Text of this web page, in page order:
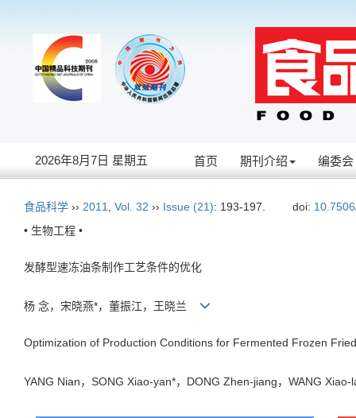
2026年8月7日 星期五 首页 期刊介绍 编委会
食品科学 ›› 2011 Vol. 32 ›› Issue (21): 193-197. doi:
• 生物工程 •
发酵型速冻油条制作工艺条件的优化
杨 念，宋晓燕*，董振江，王晓兰
Optimization of Production Conditions for Fermented Frozen
YANG Nian，SONG Xiao-yan*，DONG Zhen-jiang，WANG